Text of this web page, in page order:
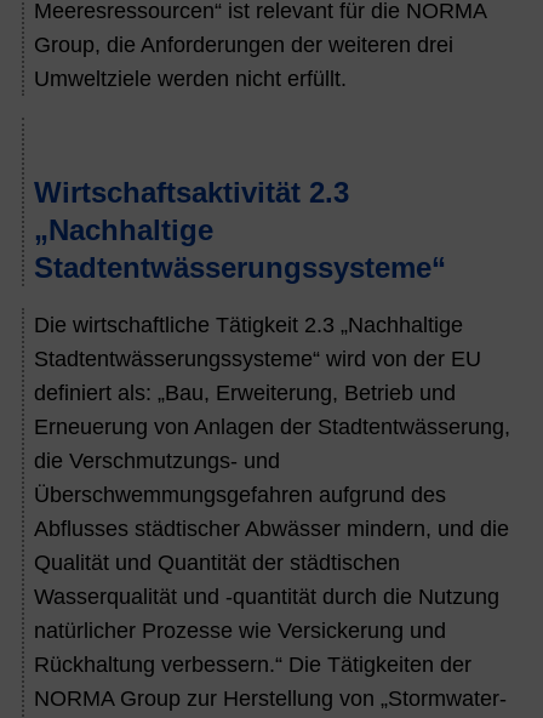
Meeresressourcen“ ist relevant für die NORMA
Group, die Anforderungen der weiteren drei
Umweltziele werden nicht erfüllt.
Wirtschaftsaktivität 2.3
„Nachhaltige
Stadtentwässerungssysteme“
Die wirtschaftliche Tätigkeit 2.3 „Nachhaltige
Stadtentwässerungssysteme“ wird von der EU
definiert als: „Bau, Erweiterung, Betrieb und
Erneuerung von Anlagen der Stadtentwässerung,
die Verschmutzungs- und
Überschwemmungsgefahren aufgrund des
Abflusses städtischer Abwässer mindern, und die
Qualität und Quantität der städtischen
Wasserqualität und -quantität durch die Nutzung
natürlicher Prozesse wie Versickerung und
Rückhaltung verbessern.“ Die Tätigkeiten der
NORMA Group zur Herstellung von „Stormwater-